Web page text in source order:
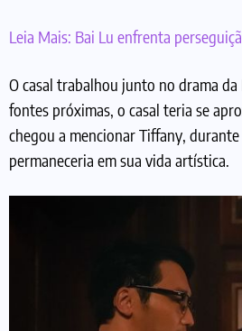
Leia Mais: Bai Lu enfrenta
O casal trabalhou junto no drama da
fontes próximas, o casal teria se
chegou a mencionar Tiffany,
permaneceria em sua vida artística.